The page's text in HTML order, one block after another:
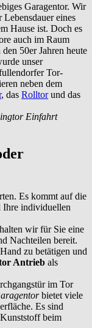
Garagentor. Wir
eines
Hause ist. Doch es
auch im Raum
50er Jahren heute
unser
Tor-
neben dem
, das Rolltorund das
Einfahrt
Es kommt auf die
Ihre individuellen
wir für Sie eine
Nachteilen bereit.
zu betätigen und
Antrieb als
im Tor
bietet viele
Es sind
beim